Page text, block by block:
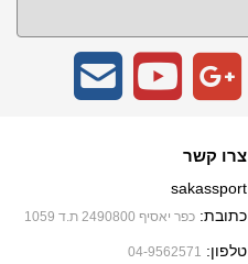
צרו קשר
sakassport
כתובת: כפר יאסיף 2490800 ת.ד 1059
טלפון: 04-9562571